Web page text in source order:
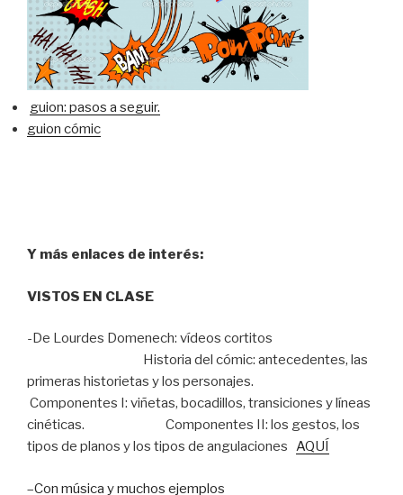
guion: pasos a seguir.
guion cómic
Y más enlaces de interés:
VISTOS EN CLASE
-De Lourdes Domenech: vídeos cortitos
Historia del cómic: antecedentes, las
primeras historietas y los personajes.
Componentes I: viñetas, bocadillos, transiciones y líneas
cinéticas. Componentes II: los gestos, los
tipos de planos y los tipos de angulaciones AQUÍ
–Con música y muchos ejemplos